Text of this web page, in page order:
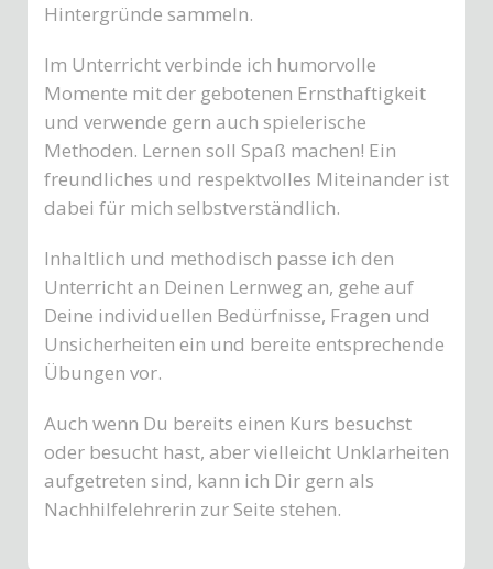
Hintergründe sammeln.
Im Unterricht verbinde ich humorvolle
Momente mit der gebotenen Ernsthaftigkeit
und verwende gern auch spielerische
Methoden. Lernen soll Spaß machen! Ein
freundliches und respektvolles Miteinander ist
dabei für mich selbstverständlich.
Inhaltlich und methodisch passe ich den
Unterricht an Deinen Lernweg an, gehe auf
Deine individuellen Bedürfnisse, Fragen und
Unsicherheiten ein und bereite entsprechende
Übungen vor.
Auch wenn Du bereits einen Kurs besuchst
oder besucht hast, aber vielleicht Unklarheiten
aufgetreten sind, kann ich Dir gern als
Nachhilfelehrerin zur Seite stehen.